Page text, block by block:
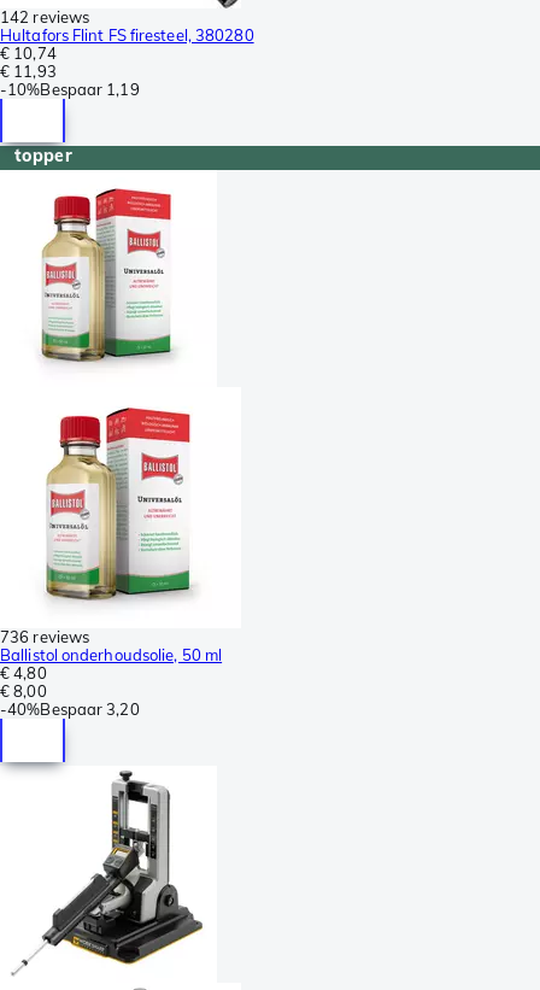
142 reviews
Hultafors Flint FS firesteel, 380280
€ 10,74
€ 11,93
-10%Bespaar 1,19
topper
736 reviews
Ballistol onderhoudsolie, 50 ml
€ 4,80
€ 8,00
-40%Bespaar 3,20